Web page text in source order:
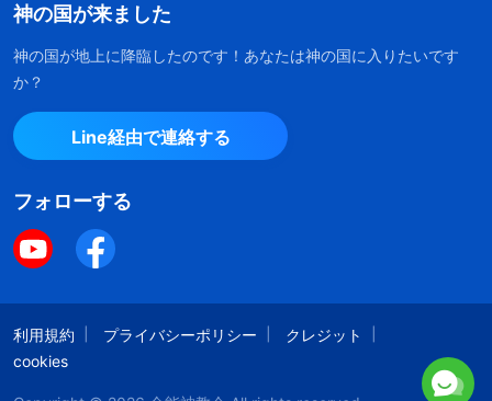
利益に配慮し、全力で本分を尽くせる。神を喜ばせ
るのはそうした人。それをじっくり考えると、真理
の関するファン姉妹の交わりは明瞭で問題を解決で
き、わたしの意見より彼女の意見のほうが有益だっ
た。教会の働きやみんなのいのちにとても役立つ。
みんながわたしでなくファン姉妹に相談するのは、
働きにとっていいこと。みんな学んで共に成長でき
るし、素晴らしいことなの。でもわたしはそう考え
ず、自分の利益と地位ばかり気にしてた。ファン姉
妹が尊敬されているのを見ると、地位が奪われたよ
うに感じ、密かに彼女と張り合った。神の家の利益
神の国が来ました
神の国が地上に降臨したのです！あなたは神の国に入りたいです
か？
Line経由で連絡する
フォローする
利用規約 プライバシーポリシー
クレジット
cookies